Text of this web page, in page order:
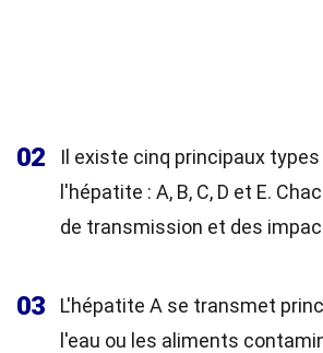
02
Il existe cinq principaux types
l'hépatite : A, B, C, D et E.
de transmission et des
03
L'hépatite A se transmet
l'eau ou les aliments